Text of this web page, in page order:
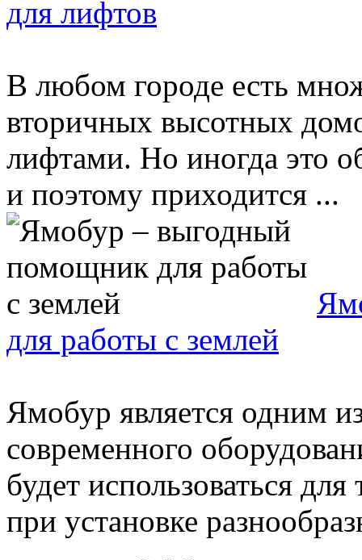
для лифтов
В любом городе есть
вторичных высотных
лифтами. Но иногда это
и поэтому приходится ...
для работы с землей
Ямобур является одним
современного
будет использоваться
при установке